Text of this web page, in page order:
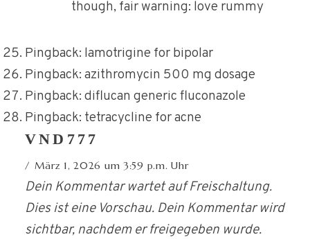
though, fair warning: love rummy
Pingback: lamotrigine for bipolar
Pingback: azithromycin 500 mg dosage
Pingback: diflucan generic fluconazole
Pingback: tetracycline for acne
VND777
März 1, 2026 um 3:59 p.m. Uhr
Dein Kommentar wartet auf Freischaltung.
Dies ist eine Vorschau. Dein Kommentar wird
sichtbar, nachdem er freigegeben wurde.